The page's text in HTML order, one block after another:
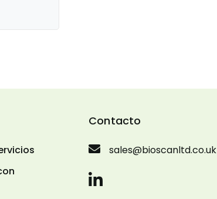
Contacto
sales@bioscanltd.co.uk